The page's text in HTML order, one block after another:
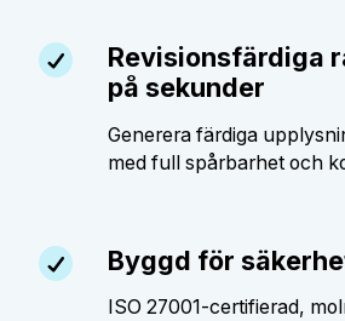
Revisionsfärdiga
på sekunder
Generera färdiga
med full spårbarhet och
Byggd för
ISO 27001-certifierad,